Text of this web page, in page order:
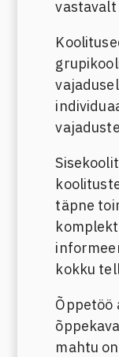
vastavalt
täpne
kokku
Õppetöö
mahtu